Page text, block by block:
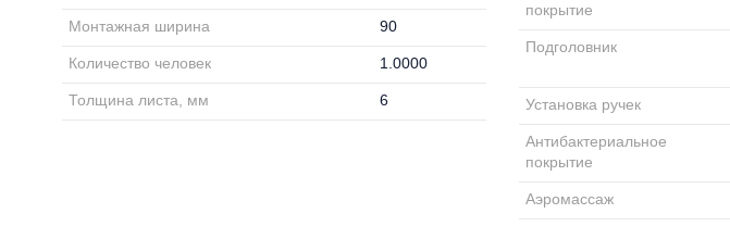
Монтажная ширина 90
Количество человек 1.0000
Толщина листа, мм 6
покрытие
Подголовник
Установка ручек
Антибактериальное
покрытие
Аэромассаж